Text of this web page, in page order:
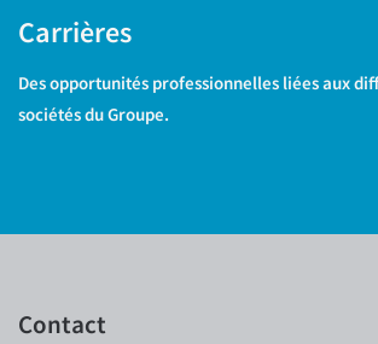
Carrières
Des opportunités professionnelles liées aux
sociétés du Groupe.
Contact